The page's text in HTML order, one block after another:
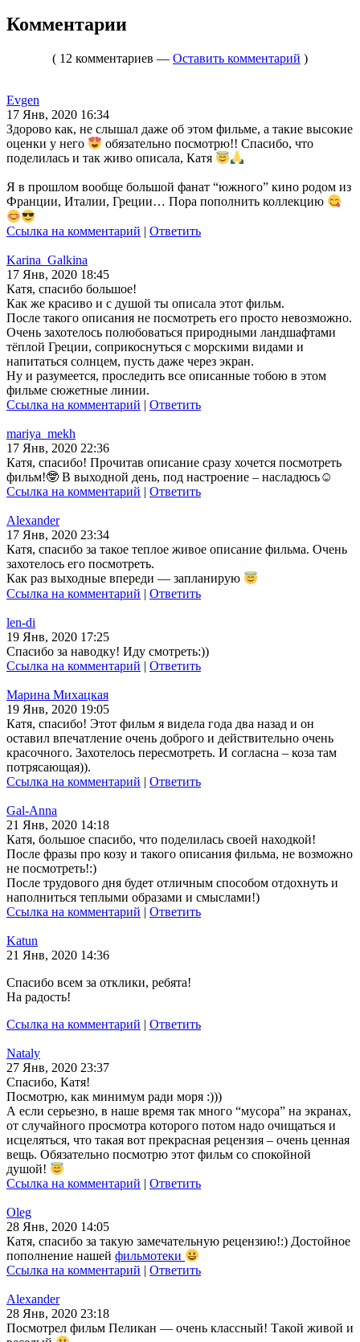
Комментарии
( 12 комментариев — Оставить комментарий )
Evgen
17 Янв, 2020 16:34
Здорово как, не слышал даже об этом фильме, а такие высокие
оценки у него
обязательно посмотрю!! Спасибо, что
поделилась и так живо описала, Катя
Я в прошлом вообще большой фанат “южного” кино родом из
Франции, Италии, Греции… Пора пополнить коллекцию
Ссылка на комментарий | Ответить
Karina_Galkina
17 Янв, 2020 18:45
Катя, спасибо большое!
Как же красиво и с душой ты описала этот фильм.
После такого описания не посмотреть его просто невозможно.
Очень захотелось полюбоваться природными ландшафтами
тёплой Греции, соприкоснуться с морскими видами и
напитаться солнцем, пусть даже через экран.
Ну и разумеется, проследить все описанные тобою в этом
фильме сюжетные линии.
Ссылка на комментарий | Ответить
mariya_mekh
17 Янв, 2020 22:36
Катя, спасибо! Прочитав описание сразу хочется посмотреть
фильм!🤓 В выходной день, под настроение – насладюсь☺
Ссылка на комментарий | Ответить
Alexander
17 Янв, 2020 23:34
Катя, спасибо за такое теплое живое описание фильма. Очень
захотелось его посмотреть.
Как раз выходные впереди — запланирую
Ссылка на комментарий | Ответить
len-di
19 Янв, 2020 17:25
Спасибо за наводку! Иду смотреть:))
Ссылка на комментарий | Ответить
Марина Михацкая
19 Янв, 2020 19:05
Катя, спасибо! Этот фильм я видела года два назад и он
оставил впечатление очень доброго и действительно очень
красочного. Захотелось пересмотреть. И согласна – коза там
потрясающая)).
Ссылка на комментарий | Ответить
Gal-Anna
21 Янв, 2020 14:18
Катя, большое спасибо, что поделилась своей находкой!
После фразы про козу и такого описания фильма, не возможно
не посмотреть!:)
После трудового дня будет отличным способом отдохнуть и
наполниться теплыми образами и смыслами!)
Ссылка на комментарий | Ответить
Katun
21 Янв, 2020 14:36
Спасибо всем за отклики, ребята!
На радость!
Ссылка на комментарий | Ответить
Nataly
27 Янв, 2020 23:37
Спасибо, Катя!
Посмотрю, как минимум ради моря :)))
А если серьезно, в наше время так много “мусора” на экранах,
от случайного просмотра которого потом надо очищаться и
исцеляться, что такая вот прекрасная рецензия – очень ценная
вещь. Обязательно посмотрю этот фильм со спокойной
душой!
Ссылка на комментарий | Ответить
Oleg
28 Янв, 2020 14:05
Катя, спасибо за такую замечательную рецензию!:) Достойное
пополнение нашей фильмотеки
Ссылка на комментарий | Ответить
Alexander
28 Янв, 2020 23:18
Посмотрел фильм Пеликан — очень классный! Такой живой и